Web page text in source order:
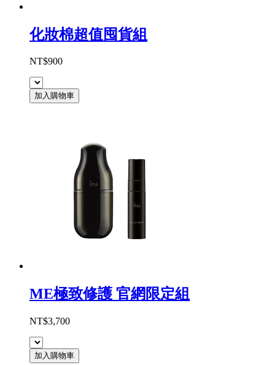
化妝棉超值囤貨組
NT$900
加入購物車
ME極致修護 官網限定組
NT$3,700
加入購物車